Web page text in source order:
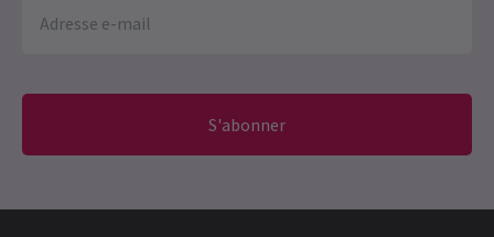
S'abonner